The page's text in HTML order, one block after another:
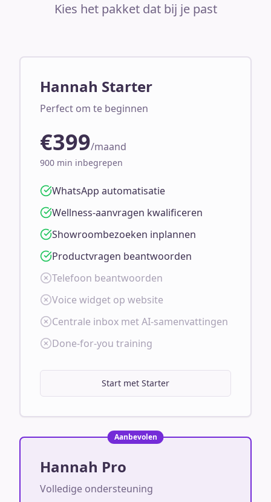
Kies het pakket dat bij je past
Hannah Starter
Perfect om te beginnen
€399/maand
900 min inbegrepen
WhatsApp automatisatie
Wellness-aanvragen kwalificeren
Showroombezoeken inplannen
Productvragen beantwoorden
Telefoon beantwoorden
Voice widget op website
Centrale inbox met AI-samenvattingen
Done-for-you training
Start met Starter
Aanbevolen
Hannah Pro
Volledige ondersteuning